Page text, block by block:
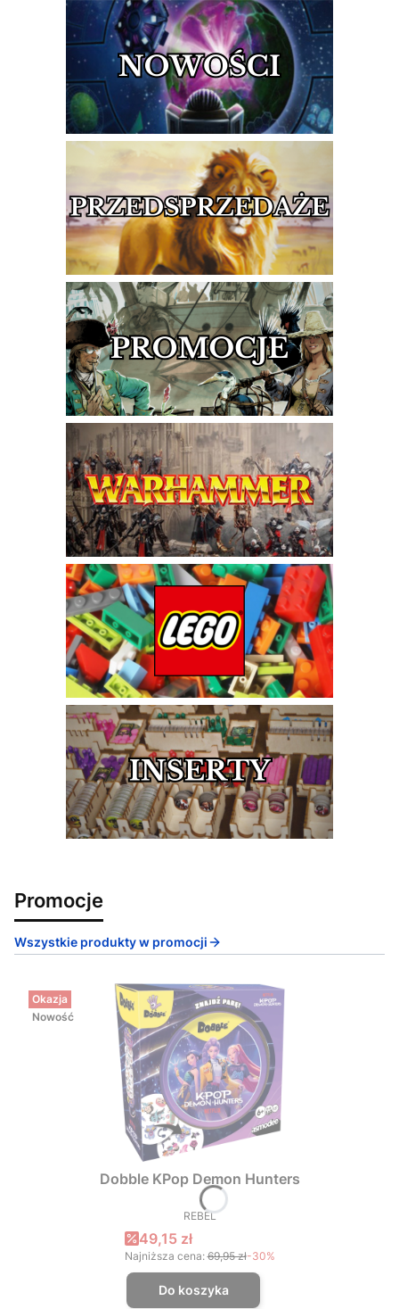
Promocje
Wszystkie produkty w promocji
Okazja
Nowość
Dobble KPop Demon Hunters
PRODUCENT
REBEL
Cena promocyjna
49,15 zł
Najniższa cena: 69,95 zł-30%
Do koszyka